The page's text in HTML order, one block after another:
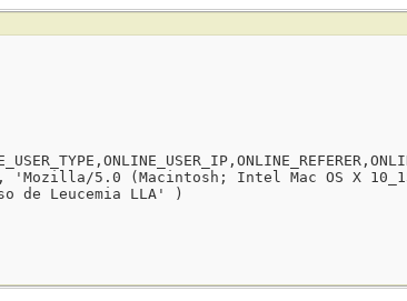
5.0 (Macintosh; Intel Mac OS X
de Leucemia LLA' )